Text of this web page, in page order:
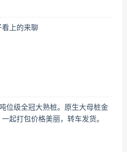
看上的来聊
位级全冠大熟桩。原生大母桩金
一起打包价格美丽，转车发货。